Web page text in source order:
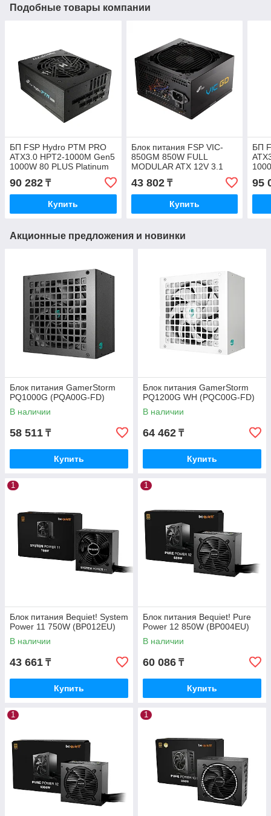
Подобные товары компании
БП FSP Hydro PTM PRO
ATX3.0 HPT2-1000M Gen5
1000W 80 PLUS Platinum
90 282 ₸
Купить
Блок питания FSP VIC-
850GM 850W FULL
MODULAR ATX 12V 3.1
FSP PPA8505207
43 802₸
Купить
БП
95
Акционные предложения и новинки
Блок питания GamerStorm
PQ1000G (PQA00G-FD)
В наличии
58 511 ₸
Купить
Блок питания GamerStorm
PQ1200G WH (PQC00G-FD)
В наличии
64 462 ₸
Купить
1
Блок питания Bequiet! System
Power 11 750W (BP012EU)
В наличии
43 661 ₸
Купить
1
Блок питания Bequiet! Pure
Power 12 850W (BP004EU)
В наличии
60 086 ₸
Купить
1 1